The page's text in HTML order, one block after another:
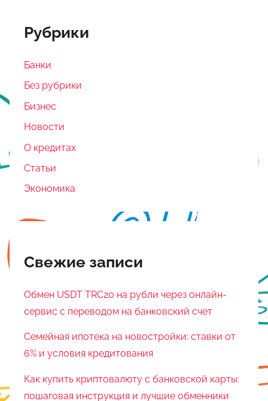
Рубрики
Банки
Без рубрики
Бизнес
Новости
О кредитах
Статьи
Экономика
Свежие записи
Обмен USDT TRC20 на рубли через онлайн-
сервис с переводом на банковский счет
Семейная ипотека на новостройки: ставки от
6% и условия кредитования
Как купить криптовалюту с банковской карты:
пошаговая инструкция и лучшие обменники